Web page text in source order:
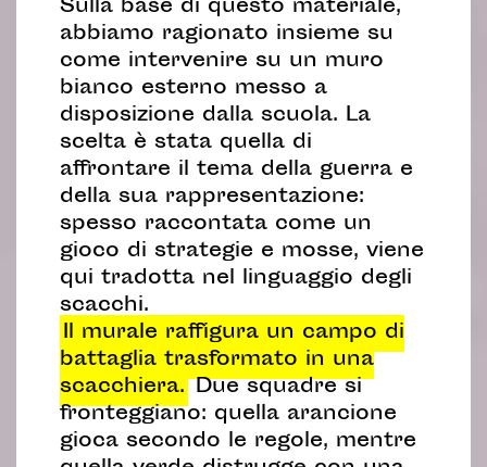
Sulla base di questo materiale,
abbiamo ragionato insieme su
come intervenire su un muro
bianco esterno messo a
disposizione dalla scuola. La
scelta è stata quella di
affrontare il tema della guerra e
della sua rappresentazione:
spesso raccontata come un
gioco di strategie e mosse, viene
qui tradotta nel linguaggio degli
scacchi.
Il murale raffigura un campo di
battaglia trasformato in una
scacchiera.Due squadre si
fronteggiano: quella arancione
gioca secondo le regole, mentre